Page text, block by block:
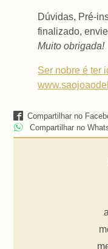
Dúvidas, Pré-
finalizado,
Muito obrigada!
Ser nobre é ter
Compartilhar no
Compartilhar no